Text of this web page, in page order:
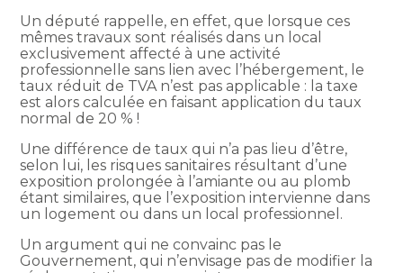
Un député rappelle, en effet, que lorsque ces
mêmes travaux sont réalisés dans un local
exclusivement affecté à une activité
professionnelle sans lien avec l’hébergement, le
taux réduit de TVA n’est pas applicable : la taxe
est alors calculée en faisant application du taux
normal de 20 % !
Une différence de taux qui n’a pas lieu d’être,
selon lui, les risques sanitaires résultant d’une
exposition prolongée à l’amiante ou au plomb
étant similaires, que l’exposition intervienne dans
un logement ou dans un local professionnel.
Un argument qui ne convainc pas le
Gouvernement, qui n’envisage pas de modifier la